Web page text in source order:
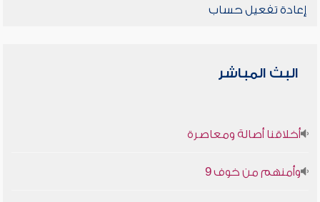
إعادة تفعيل حساب
البث المباشر
أخلاقنا أصالة ومعاصرة
وأمنهم من خوف 9